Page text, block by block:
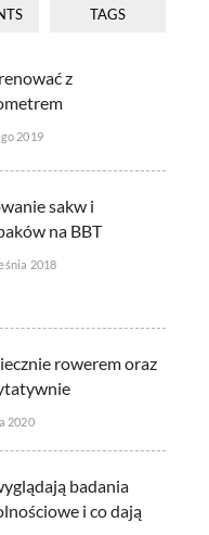
TAGS
z
2019
sakw i
na BBT
2018
rowerem oraz
2020
badania
i co dają